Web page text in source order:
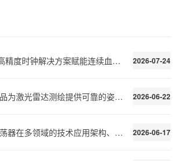
2026-07-24
时钟解决方案赋能连续血糖监测C
2026-06-22
激光雷达测绘提供可靠的姿态稳定
2026-06-17
在多领域的技术应用架构、性能需